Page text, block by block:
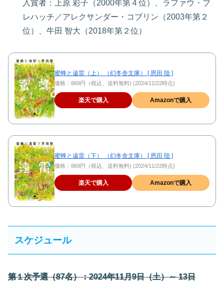
入賞者：上原 彩子（2000年第４位）、ラファウ・ブ
レハッチ／アレクサンダー・コブリン（2003年第２
位）、牛田 智大（2018年第２位）
蜜蜂と遠雷（上） （幻冬舎文庫） [ 恩田 陸 ]
価格：869円（税込、送料無料) (2024/11/22時点)
楽天で購入 Amazonで購入
蜜蜂と遠雷（下） （幻冬舎文庫） [ 恩田 陸 ]
価格：869円（税込、送料無料) (2024/11/22時点)
楽天で購入 Amazonで購入
スケジュール
第１次予選（87名）：2024年11月9日（土）～ 13日